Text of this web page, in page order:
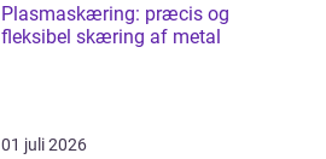
Plasmaskæring: præcis og
fleksibel skæring af metal
01 juli 2026